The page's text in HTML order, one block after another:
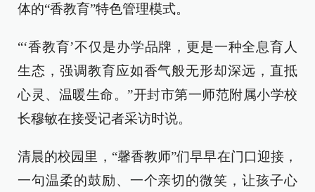
体的“香教育”特色管理模式。
“‘香教育’不仅是办学品牌，更是一种全息育人
生态，强调教育应如香气般无形却深远，直抵
心灵、温暖生命。”开封市第一师范附属小学校
长穆敏在接受记者采访时说。
清晨的校园里，“馨香教师”们早早在门口迎接，
一句温柔的鼓励、一个亲切的微笑，让孩子心